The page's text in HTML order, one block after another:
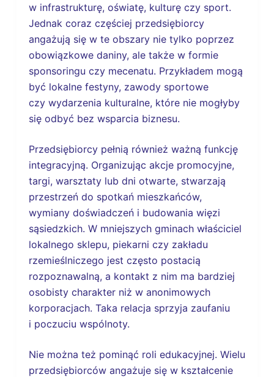
w infrastrukturę, oświatę, kulturę czy sport.
Jednak coraz częściej przedsiębiorcy
angażują się w te obszary nie tylko poprzez
obowiązkowe daniny, ale także w formie
sponsoringu czy mecenatu. Przykładem mogą
być lokalne festyny, zawody sportowe
czy wydarzenia kulturalne, które nie mogłyby
się odbyć bez wsparcia biznesu.
Przedsiębiorcy pełnią również ważną funkcję
integracyjną. Organizując akcje promocyjne,
targi, warsztaty lub dni otwarte, stwarzają
przestrzeń do spotkań mieszkańców,
wymiany doświadczeń i budowania więzi
sąsiedzkich. W mniejszych gminach właściciel
lokalnego sklepu, piekarni czy zakładu
rzemieślniczego jest często postacią
rozpoznawalną, a kontakt z nim ma bardziej
osobisty charakter niż w anonimowych
korporacjach. Taka relacja sprzyja zaufaniu
i poczuciu wspólnoty.
Nie można też pominąć roli edukacyjnej. Wielu
przedsiębiorców angażuje się w kształcenie